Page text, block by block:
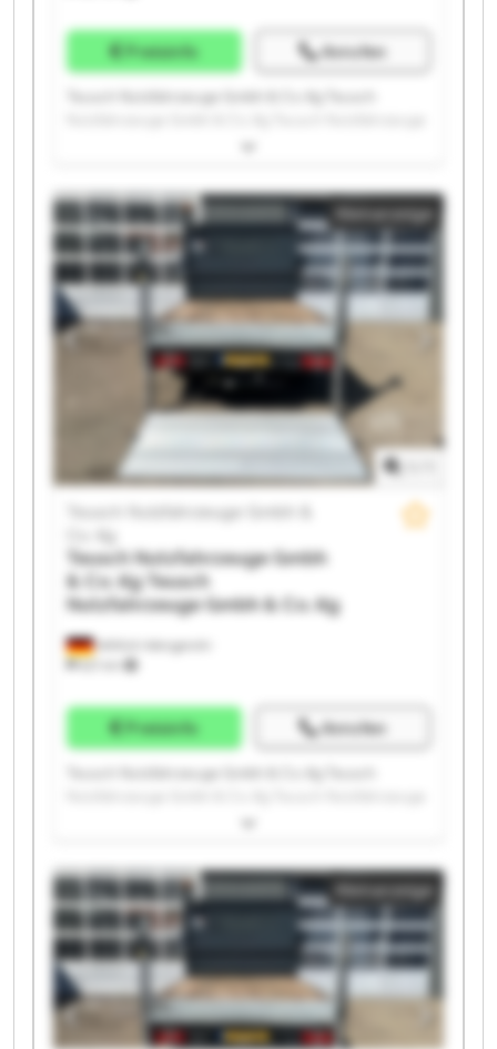
Preisinfo Anrufen
Teusch Nutzfahrzeuge Gmbh & Co. Kg Teusch
Gmbh & Co. Kg Teusch Nutzfahrzeuge Gmbh & Co. Kg
Nutzfahrzeuge Gmbh & Co. Kg Teusch Nutzfahrzeuge
Gmbh & Co. Kg Teusch Nutzfahrzeuge Gmbh & Co. Kg
Teusch Nutzfahrzeuge Gmbh & Co. Kg Teusch
Nutzfahrzeuge Gmbh & Co. Kg Teusch Nutzfahrzeuge
Gmbh & Co. Kg Teusch Nutzfahrzeuge Gmbh & Co. Kg
Teusch Nutzfahrzeuge Gmbh & Co. Kg Teusch
Nutzfahrzeuge Gmbh & Co. Kg Teusch Nutzfahrzeuge
Gmbh & Co. Kg Teusch Nutzfahrzeuge Gmbh & Co. Kg
Teusch Nutzfahrzeuge Gmbh & Co. Kg Teusch
Nutzfahrzeuge Gmbh & Co. Kg Teusch Nutzfahrzeuge
Gmbh & Co. Kg Teusch Nutzfahrzeuge Gmbh & Co. Kg
Kleinanzeige
Wittlich-Wengerohr
621 km
Teusch Nutzfahrzeuge Gmbh &
Teusch Nutzfahrzeuge Gmbh
& Co. Kg Teusch
Nutzfahrzeuge Gmbh & Co. Kg
Preisinfo Anrufen
Teusch Nutzfahrzeuge Gmbh & Co. Kg Teusch
Gmbh & Co. Kg Teusch Nutzfahrzeuge Gmbh & Co. Kg
Nutzfahrzeuge Gmbh & Co. Kg Teusch Nutzfahrzeuge
Gmbh & Co. Kg Teusch Nutzfahrzeuge Gmbh & Co. Kg
Teusch Nutzfahrzeuge Gmbh & Co. Kg Teusch
Nutzfahrzeuge Gmbh & Co. Kg Teusch Nutzfahrzeuge
Gmbh & Co. Kg Teusch Nutzfahrzeuge Gmbh & Co. Kg
Teusch Nutzfahrzeuge Gmbh & Co. Kg Teusch
Nutzfahrzeuge Gmbh & Co. Kg Teusch Nutzfahrzeuge
Gmbh & Co. Kg Teusch Nutzfahrzeuge Gmbh & Co. Kg
Kleinanzeige